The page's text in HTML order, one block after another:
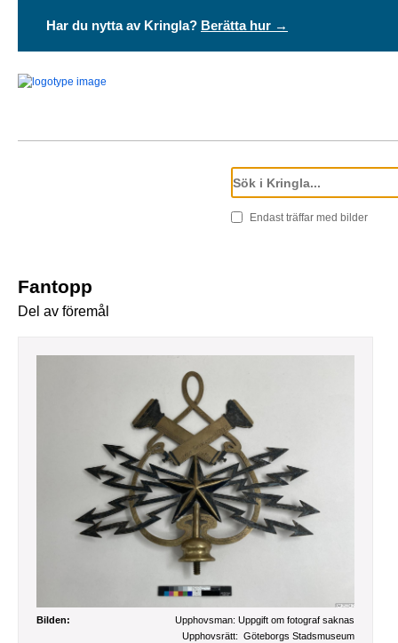
Har du nytta av Kringla? Berätta hur →
Endast träffar med bilder
fantopp
Del av föremål
Bilden: Upphovsman: Uppgift om fotograf saknas
Upphovsrätt: Göteborgs Stadsmuseum